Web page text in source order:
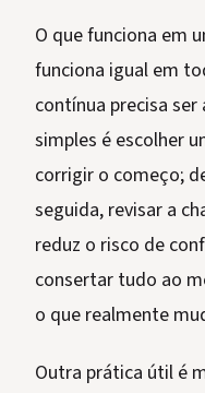
O que funciona em
funciona igual em
contínua precisa
simples é escolher
corrigir o começo;
seguida, revisar a
reduz o risco de
consertar tudo ao
o que realmente
Outra prática útil é